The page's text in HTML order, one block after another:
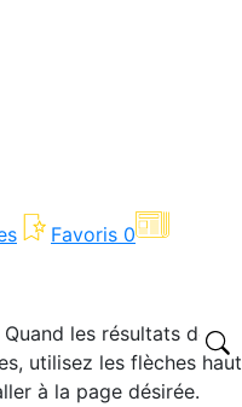
Favoris 0
Quand les résultats de
utilisez les flèches haut
à la page désirée.